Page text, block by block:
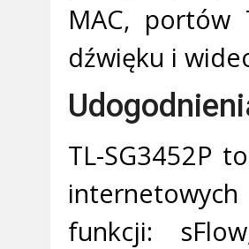
MAC, portów
dźwięku i
TL-SG3452P
funkcji: